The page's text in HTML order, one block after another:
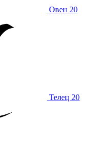
Овен 20
Телец 20